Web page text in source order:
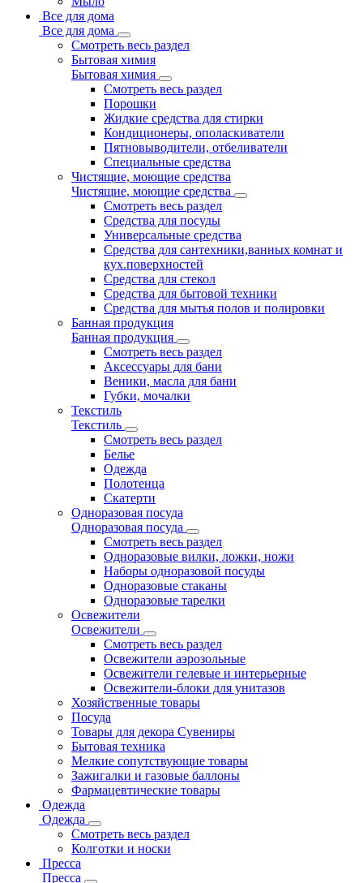
Все для дома
Все для дома
Смотреть весь раздел
Бытовая химия
Бытовая химия
Смотреть весь раздел
Порошки
Жидкие средства для стирки
Кондиционеры, ополаскиватели
Пятновыводители, отбеливатели
Специальные средства
Чистящие, моющие средства
Чистящие, моющие средства
Смотреть весь раздел
Средства для посуды
Универсальные средства
Средства для сантехники,ванных комнат и
кух.поверхностей
Средства для стекол
Средства для бытовой техники
Средства для мытья полов и полировки
Банная продукция
Банная продукция
Смотреть весь раздел
Аксессуары для бани
Веники, масла для бани
Губки, мочалки
Текстиль
Текстиль
Смотреть весь раздел
Белье
Одежда
Полотенца
Скатерти
Одноразовая посуда
Одноразовая посуда
Смотреть весь раздел
Одноразовые вилки, ложки, ножи
Наборы одноразовой посуды
Одноразовые стаканы
Одноразовые тарелки
Освежители
Освежители
Смотреть весь раздел
Освежители аэрозольные
Освежители гелевые и интерьерные
Освежители-блоки для унитазов
Хозяйственные товары
Посуда
Товары для декора Сувениры
Бытовая техника
Мелкие сопутствующие товары
Зажигалки и газовые баллоны
Фармацевтические товары
Одежда
Одежда
Смотреть весь раздел
Колготки и носки
Пресса
Пресса